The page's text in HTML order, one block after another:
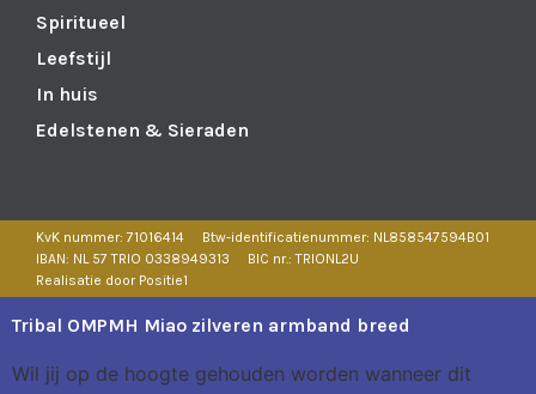
Spiritueel
Leefstijl
In huis
Edelstenen & Sieraden
KvK nummer: 71016414
Btw-identificatienummer: NL858547594B01
IBAN: NL 57 TRIO 0338949313
BIC nr.: TRIONL2U
Realisatie door Positie1
Tribal OMPMH Miao zilveren armband breed
Wil jij op de hoogte gehouden worden wanneer dit